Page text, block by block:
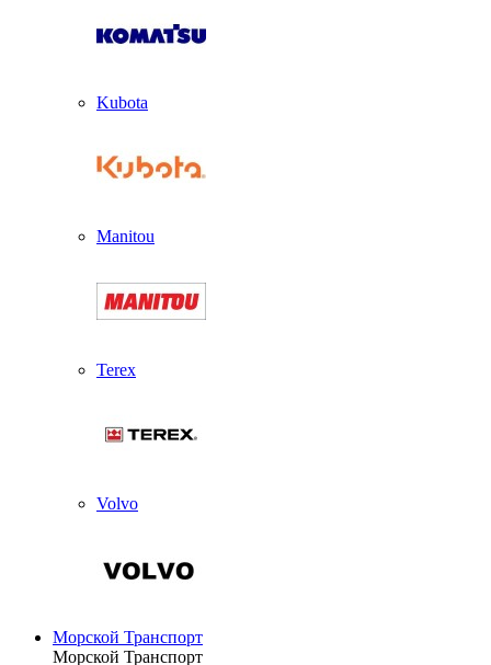
Kubota
Manitou
Terex
Volvo
Морской Транспорт
Морской Транспорт